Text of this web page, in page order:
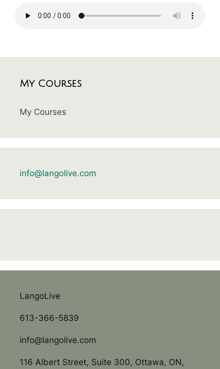
My Courses
My Courses
info@langolive.com
LangoLive
613-366-5839
info@langolive.com
116 Albert Street, Suite 300, Ottawa, ON,